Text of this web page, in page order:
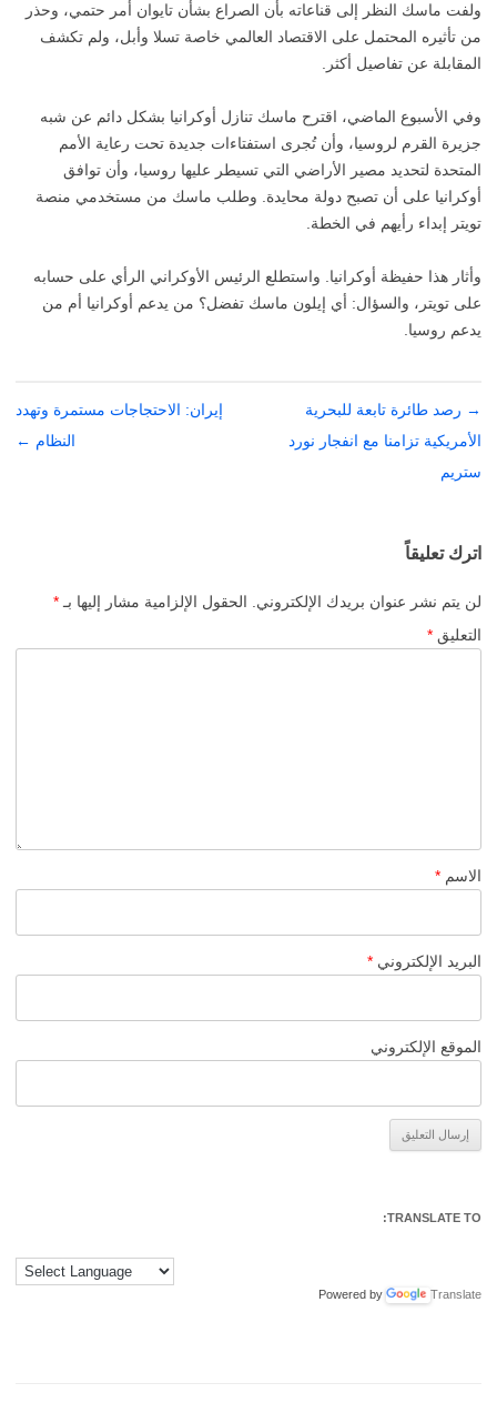
ولفت ماسك النظر إلى قناعاته بأن الصراع بشأن تايوان أمر حتمي، وحذر
من تأثيره المحتمل على الاقتصاد العالمي خاصة تسلا وأبل، ولم تكشف
المقابلة عن تفاصيل أكثر.
وفي الأسبوع الماضي، اقترح ماسك تنازل أوكرانيا بشكل دائم عن شبه
جزيرة القرم لروسيا، وأن تُجرى استفتاءات جديدة تحت رعاية الأمم
المتحدة لتحديد مصير الأراضي التي تسيطر عليها روسيا، وأن توافق
أوكرانيا على أن تصبح دولة محايدة. وطلب ماسك من مستخدمي منصة
تويتر إبداء رأيهم في الخطة.
وأثار هذا حفيظة أوكرانيا. واستطلع الرئيس الأوكراني الرأي على حسابه
على تويتر، والسؤال: أي إيلون ماسك تفضل؟ من يدعم أوكرانيا أم من
يدعم روسيا.
تصفّح
المقالات
→ رصد طائرة تابعة للبحرية
الأمريكية تزامنا مع انفجار نورد
ستريم
إيران: الاحتجاجات مستمرة وتهدد
النظام ←
اترك تعليقاً
لن يتم نشر عنوان بريدك الإلكتروني. الحقول الإلزامية مشار إليها بـ *
التعليق *
الاسم *
البريد الإلكتروني *
الموقع الإلكتروني
TRANSLATE TO:
Powered by Translate